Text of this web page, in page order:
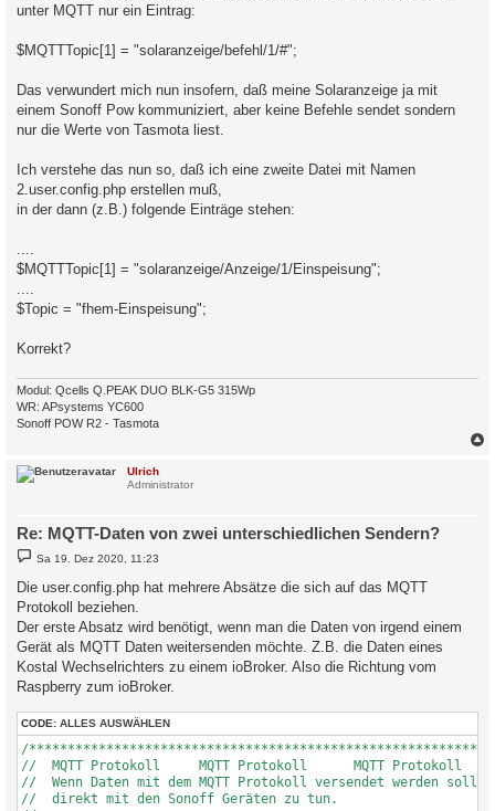
unter MQTT nur ein Eintrag:
$MQTTTopic[1] = "solaranzeige/befehl/1/#";
Das verwundert mich nun insofern, daß meine Solaranzeige ja mit
einem Sonoff Pow kommuniziert, aber keine Befehle sendet sondern
nur die Werte von Tasmota liest.
Ich verstehe das nun so, daß ich eine zweite Datei mit Namen
2.user.config.php erstellen muß,
in der dann (z.B.) folgende Einträge stehen:
$MQTTTopic[1] = "solaranzeige/Anzeige/1/Einspeisung";
$Topic = "fhem-Einspeisung";
Korrekt?
Modul: Qcells Q.PEAK DUO BLK-G5 315Wp
WR: APsystems YC600
Sonoff POW R2 - Tasmota
Ulrich
Administrator
Re: MQTT-Daten von zwei unterschiedlichen Sendern?
B
e
t
r
g
Sa 19. Dez 2020, 11:23
Die user.config.php hat mehrere Absätze die sich auf das MQTT
Protokoll beziehen.
Der erste Absatz wird benötigt, wenn man die Daten von irgend einem
Gerät als MQTT Daten weitersenden möchte. Z.B. die Daten eines
Kostal Wechselrichters zu einem ioBroker. Also die Richtung vom
Raspberry zum ioBroker.
CODE: ALLES AUSWÄHLEN
/
//  MQTT Protokoll     MQTT Protokoll      MQTT Protokoll
//  Wenn Daten mit dem MQTT Protokoll versendet werden
//  direkt mit den Sonoff Geräten zu tun.